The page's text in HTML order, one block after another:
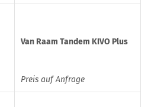
Van Raam Tandem KIVO Plus
Preis auf Anfrage